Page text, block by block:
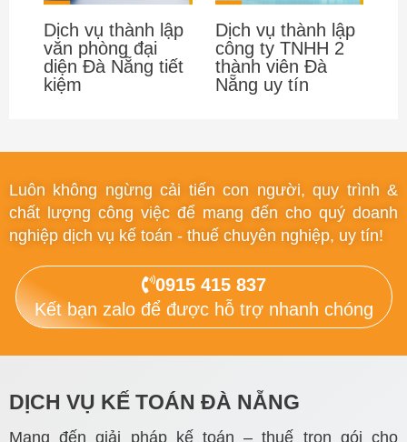
Dịch vụ thành lập
văn phòng đại
diện Đà Nẵng tiết
kiệm
Dịch vụ thành lập
công ty TNHH 2
thành viên Đà
Nẵng uy tín
Luôn không ngừng cải tiến con người, quy trình &
chất lượng công việc để mang đến cho quý doanh
nghiệp dịch vụ kế toán - thuế chuyên nghiệp, uy tín!
0915 415 837
Kết bạn zalo để được hỗ trợ nhanh chóng
DỊCH VỤ KẾ TOÁN ĐÀ NẴNG
Mang đến giải pháp kế toán – thuế trọn gói cho